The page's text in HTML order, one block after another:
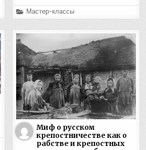
Posted
in
Мастер-классы
Миф о русском
крепостничестве как о
рабстве и крепостных